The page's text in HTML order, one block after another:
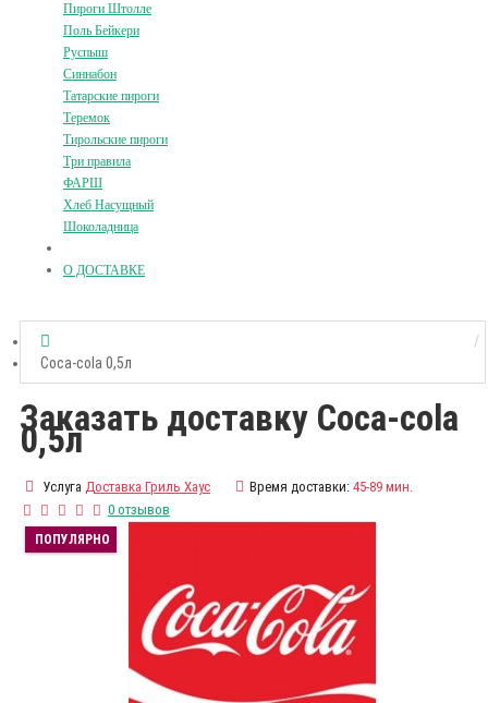
Пироги Штолле
Поль Бейкери
Руспыш
Синнабон
Татарские пироги
Теремок
Тирольские пироги
Три правила
ФАРШ
Хлеб Насущный
Шоколадница
О ДОСТАВКЕ
Coca-cola 0,5л
Заказать доставку Coca-cola
0,5л
Услуга Доставка Гриль Хаус Время доставки: 45-89 мин.
0 отзывов
ПОПУЛЯРНО